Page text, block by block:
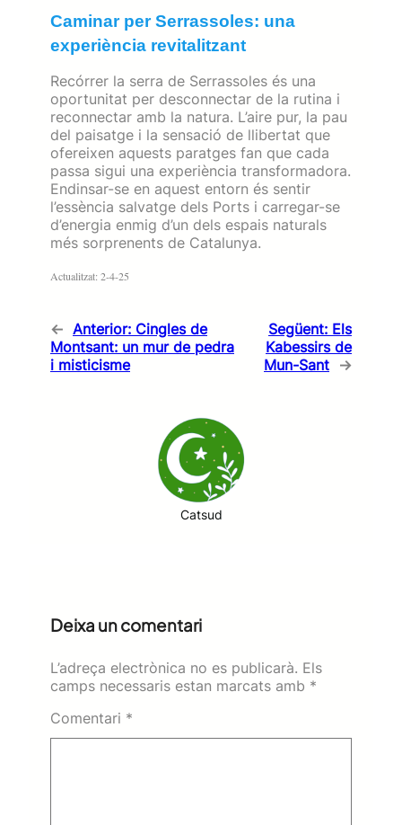
Caminar per Serrassoles: una
experiència revitalitzant
Recórrer la serra de Serrassoles és una
oportunitat per desconnectar de la rutina i
reconnectar amb la natura. L’aire pur, la pau
del paisatge i la sensació de llibertat que
ofereixen aquests paratges fan que cada
passa sigui una experiència transformadora.
Endinsar-se en aquest entorn és sentir
l’essència salvatge dels Ports i carregar-se
d’energia enmig d’un dels espais naturals
més sorprenents de Catalunya.
Actualitzat: 2-4-25
← Anterior: Cingles de
Montsant: un mur de pedra
i misticisme
Següent: Els
Kabessirs de
Mun-Sant →
Catsud
Deixa un comentari
L’adreça electrònica no es publicarà. Els
camps necessaris estan marcats amb *
Comentari *